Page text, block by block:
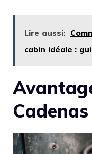
Lire aussi:
cabin idéale :